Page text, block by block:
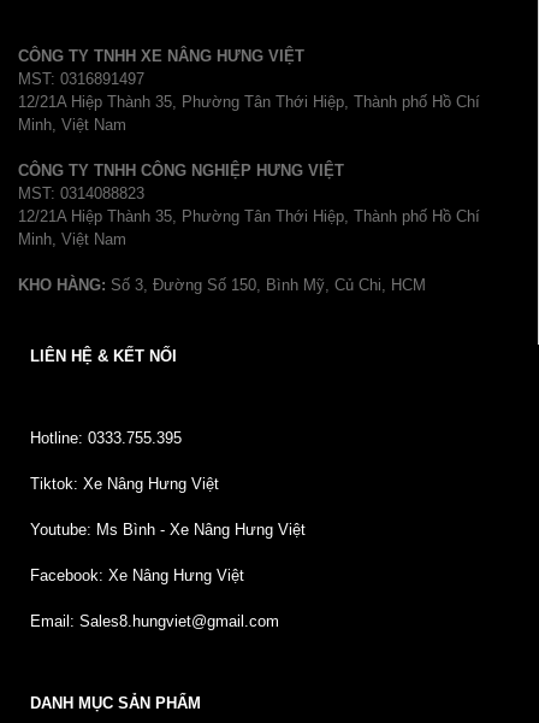
CÔNG TY TNHH XE NÂNG HƯNG VIỆT
MST: 0316891497
12/21A Hiệp Thành 35, Phường Tân Thới Hiệp, Thành phố Hồ Chí
Minh, Việt Nam
CÔNG TY TNHH CÔNG NGHIỆP HƯNG VIỆT
MST: 0314088823
12/21A Hiệp Thành 35, Phường Tân Thới Hiệp, Thành phố Hồ Chí
Minh, Việt Nam
KHO HÀNG: Số 3, Đường Số 150, Bình Mỹ, Củ Chi, HCM
LIÊN HỆ & KẾT NỐI
Hotline: 0333.755.395
Tiktok: Xe Nâng Hưng Việt
Youtube: Ms Bình - Xe Nâng Hưng Việt
Facebook: Xe Nâng Hưng Việt
Email: Sales8.hungviet@gmail.com
DANH MỤC SẢN PHẨM